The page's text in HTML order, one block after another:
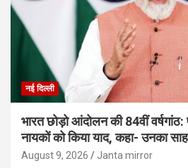
नई दिल्ली
भारत छोड़ो आंदोलन की 84वीं वर्षगांठ:
नायकों को किया याद, कहा- उनका
August 9, 2026 Janta mirror